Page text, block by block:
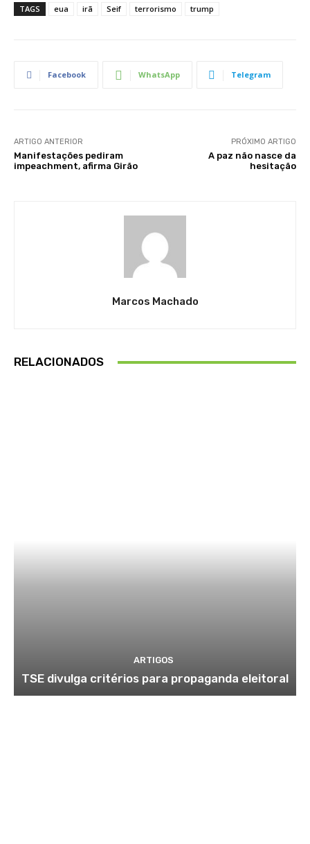
TAGS eua irã Seif terrorismo trump
Facebook WhatsApp Telegram
ARTIGO ANTERIOR
Manifestações pediram
impeachment, afirma Girão
PRÓXIMO ARTIGO
A paz não nasce da
hesitação
Marcos Machado
RELACIONADOS
ARTIGOS
TSE divulga critérios para propaganda eleitoral